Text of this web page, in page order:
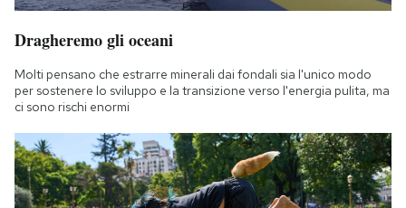
Dragheremo gli oceani
Molti pensano che estrarre minerali dai fondali sia l'unico modo
per sostenere lo sviluppo e la transizione verso l'energia pulita, ma
ci sono rischi enormi